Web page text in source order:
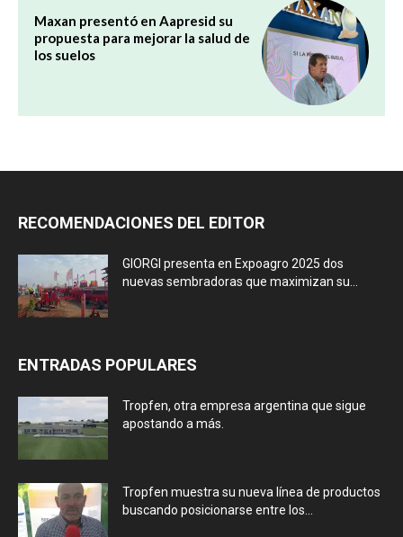
Maxan presentó en Aapresid su
propuesta para mejorar la salud de
los suelos
RECOMENDACIONES DEL EDITOR
GIORGI presenta en Expoagro 2025 dos
nuevas sembradoras que maximizan su...
ENTRADAS POPULARES
Tropfen, otra empresa argentina que sigue
apostando a más.
Tropfen muestra su nueva línea de productos
buscando posicionarse entre los...